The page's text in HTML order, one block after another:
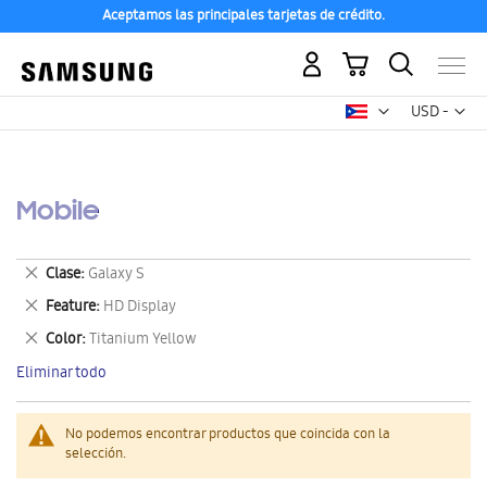
Aceptamos las principales tarjetas de crédito.
USD -
dólar
Mi carrito
Mobile
No podemos encontrar productos que coincida con la
selección.
Clase Galaxy S
Eliminar
este
artículo
Feature HD Display
Eliminar
este
artículo
Color Titanium Yellow
Eliminar
este
artículo
Eliminar todo